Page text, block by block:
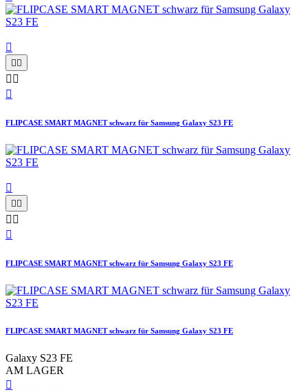

 
 

FLIPCASE SMART MAGNET schwarz für Samsung Galaxy S23 FE

 
 

FLIPCASE SMART MAGNET schwarz für Samsung Galaxy S23 FE
FLIPCASE SMART MAGNET schwarz für Samsung Galaxy S23 FE
Galaxy S23 FE
AM LAGER
